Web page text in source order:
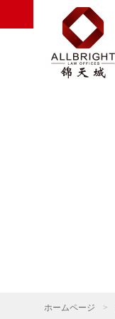
ホームページ >